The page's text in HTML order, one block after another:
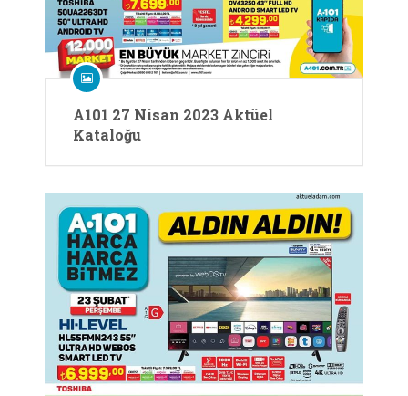
A101 27 Nisan 2023 Aktüel
Kataloğu